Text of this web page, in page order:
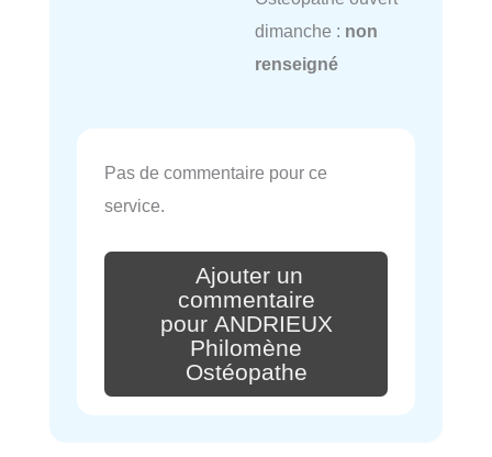
dimanche : non
renseigné
Pas de commentaire pour ce
service.
Ajouter un
commentaire
pour ANDRIEUX
Philomène
Ostéopathe